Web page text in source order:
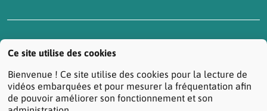
Ce site utilise des cookies
Bienvenue ! Ce site utilise des cookies pour la lecture de
vidéos embarquées et pour mesurer la fréquentation afin
de pouvoir améliorer son fonctionnement et son
Protection des données personnelles
Réclamation/Médiation Santé